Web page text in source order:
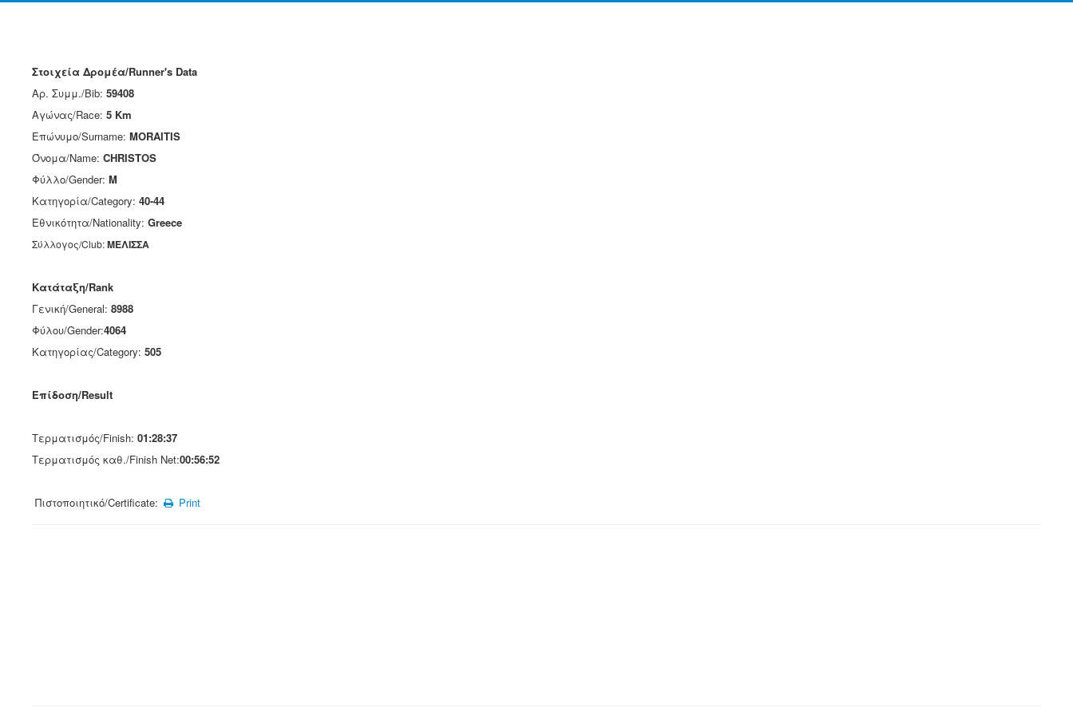
Στοιχεία Δρομέα/Runner's Data
Αρ. Συμμ./Bib: 59408
Αγώνας/Race: 5 Km
Επώνυμο/Surname: MORAITIS
Όνομα/Name: CHRISTOS
Φύλλο/Gender: M
Κατηγορία/Category: 40-44
Εθνικότητα/Nationality: Greece
Σύλλογος/Club:ΜΕΛΙΣΣΑ
Κατάταξη/Rank
Γενική/General: 8988
Φύλου/Gender:4064
Κατηγορίας/Category: 505
Επίδοση/Result
Τερματισμός/Finish: 01:28:37
Τερματισμός καθ./Finish Net:00:56:52
Πιστοποιητικό/Certificate: Print